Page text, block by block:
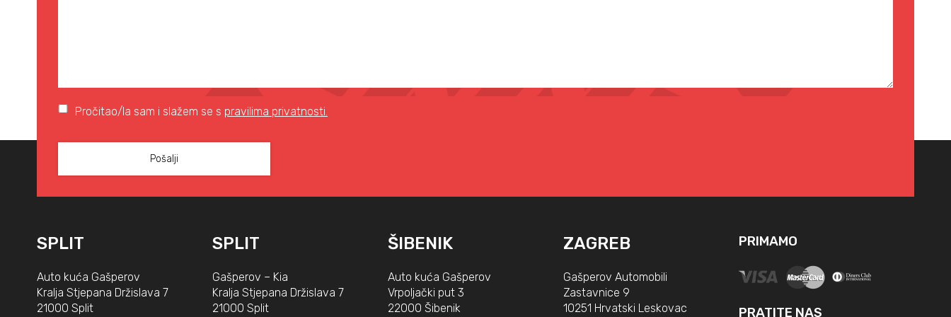
Pročitao/la sam i slažem se s pravilima privatnosti.
SPLIT
Auto kuća Gašperov
Kralja Stjepana Držislava 7
21000 Split
SPLIT
Gašperov – Kia
Kralja Stjepana Držislava 7
21000 Split
ŠIBENIK
Auto kuća Gašperov
Vrpoljački put 3
22000 Šibenik
ZAGREB
Gašperov Automobili
Zastavnice 9
10251 Hrvatski Leskovac
PRIMAMO
PRATITE NAS